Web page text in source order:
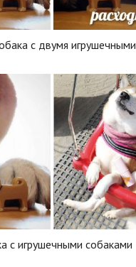
с двумя игрушечными
с игрушечными собаками